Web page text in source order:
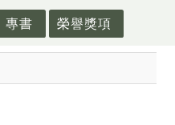
專書 榮譽獎項